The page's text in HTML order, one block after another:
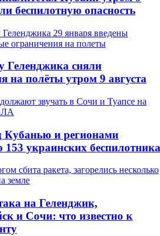
беспилотную опасность
Геленджика сняли
на полёты утром 9 августа
Кубанью и регионами
153 украинских беспилотника
на Геленджик,
и Сочи: что известно к